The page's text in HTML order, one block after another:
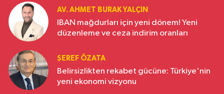
AV. AHMET BURAK YALÇIN
IBAN mağdurları için yeni dönem! Yeni
düzenleme ve ceza indirim oranları
ŞEREF ÖZATA
Belirsizlikten rekabet gücüne: Türkiye'nin
yeni ekonomi vizyonu